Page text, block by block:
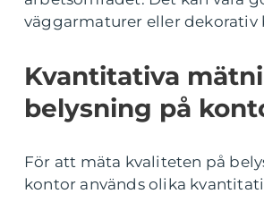
väggarmaturer eller dekorativ
Kvantitativa
belysning på
För att mäta kvaliteten på
kontor används olika